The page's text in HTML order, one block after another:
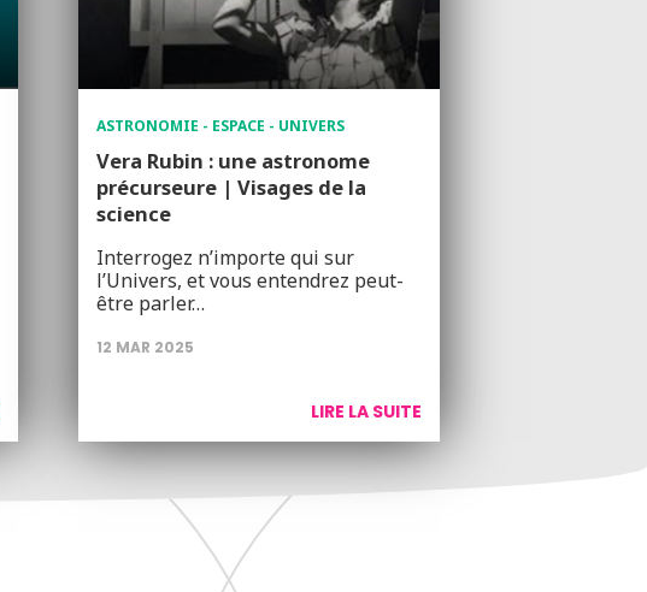
ASTRONOMIE - ESPACE - UNIVERS
Vera Rubin : une astronome
précurseure | Visages de la
science
Interrogez n’importe qui sur
l’Univers, et vous entendrez peut-
être parler…
12 MAR 2025
LIRE LA SUITE